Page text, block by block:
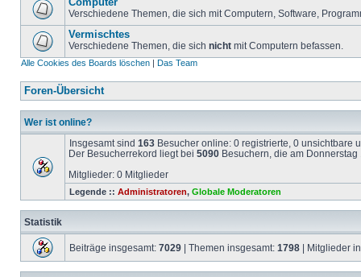
Computer
Verschiedene Themen, die sich mit Computern, Software,
Vermischtes
Verschiedene Themen, die sich nicht mit Computern befassen.
Alle Cookies des Boards löschen | Das Team
Foren-Übersicht
Wer ist online?
Insgesamt sind 163 Besucher online: 0 registrierte, 0 unsichtbare
Der Besucherrekord liegt bei 5090 Besuchern, die am
Mitglieder: 0 Mitglieder
Legende :: Administratoren, Globale Moderatoren
Statistik
Beiträge insgesamt: 7029 | Themen insgesamt: 1798 | Mitglieder